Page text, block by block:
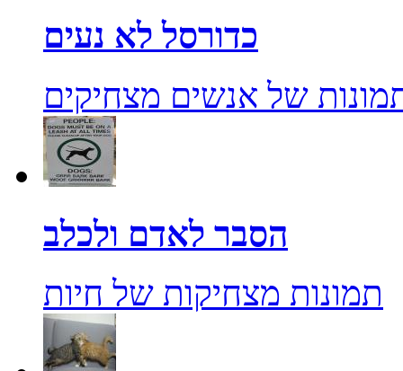
כדורסל לא נעים
של אנשים מצחיקים
הסבר לאדם ולכלב
תמונות מצחיקות של חיות